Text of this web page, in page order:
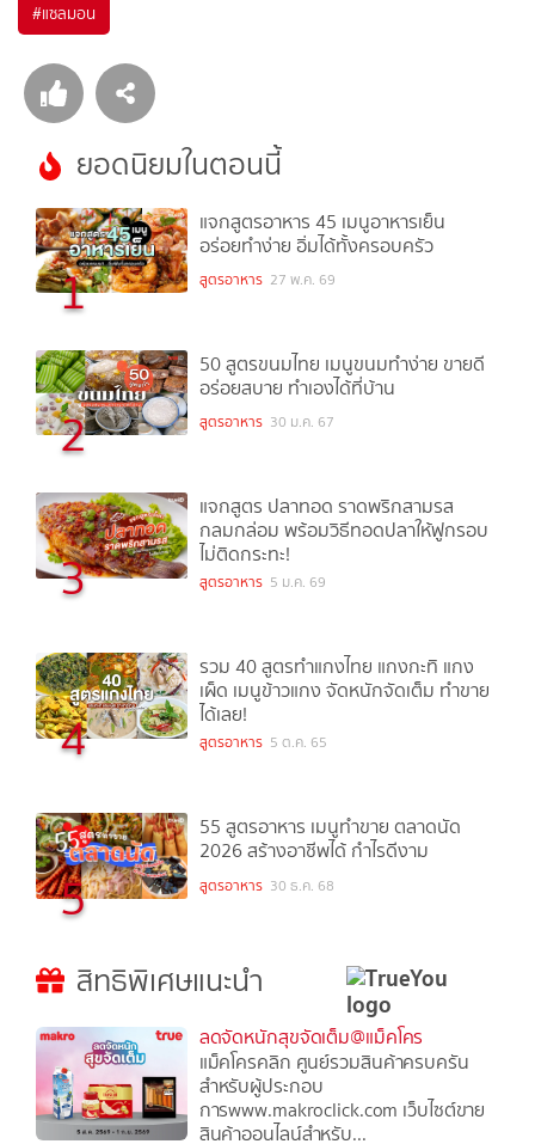
#แซลมอน
ยอดนิยมในตอนนี้
1
แจกสูตรอาหาร 45 เมนูอาหารเย็น
อร่อยทำง่าย อิ่มได้ทั้งครอบครัว
สูตรอาหาร 27 พ.ค. 69
2
50 สูตรขนมไทย เมนูขนมทำง่าย ขายดี
อร่อยสบาย ทำเองได้ที่บ้าน
สูตรอาหาร 30 ม.ค. 67
3
แจกสูตร ปลาทอด ราดพริกสามรส
กลมกล่อม พร้อมวิธีทอดปลาให้ฟูกรอบ
ไม่ติดกระทะ!
สูตรอาหาร 5 ม.ค. 69
4
รวม 40 สูตรทำแกงไทย แกงกะทิ แกง
เผ็ด เมนูข้าวแกง จัดหนักจัดเต็ม ทำขาย
ได้เลย!
สูตรอาหาร 5 ต.ค. 65
5
55 สูตรอาหาร เมนูทำขาย ตลาดนัด
2026 สร้างอาชีพได้ กำไรดีงาม
สูตรอาหาร 30 ธ.ค. 68
สิทธิพิเศษแนะนำ
ลดจัดหนักสุขจัดเต็ม@แม็คโคร
แม็คโครคลิก ศูนย์รวมสินค้าครบครัน
สำหรับผู้ประกอบ
การwww.makroclick.com เว็บไซต์ขาย
สินค้าออนไลน์สำหรับ...